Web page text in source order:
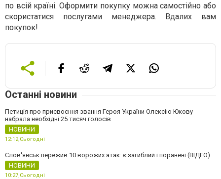
по всій країні. Оформити покупку можна самостійно або
скористатися послугами менеджера. Вдалих вам
покупок!
Останні новини
Петиція про присвоєння звання Героя України Олексію Юкову
набрала необхідні 25 тисяч голосів
НОВИНИ
12:12,Сьогодні
Слов'янськ пережив 10 ворожих атак: є загиблий і поранені (ВІДЕО)
НОВИНИ
10:27,Сьогодні